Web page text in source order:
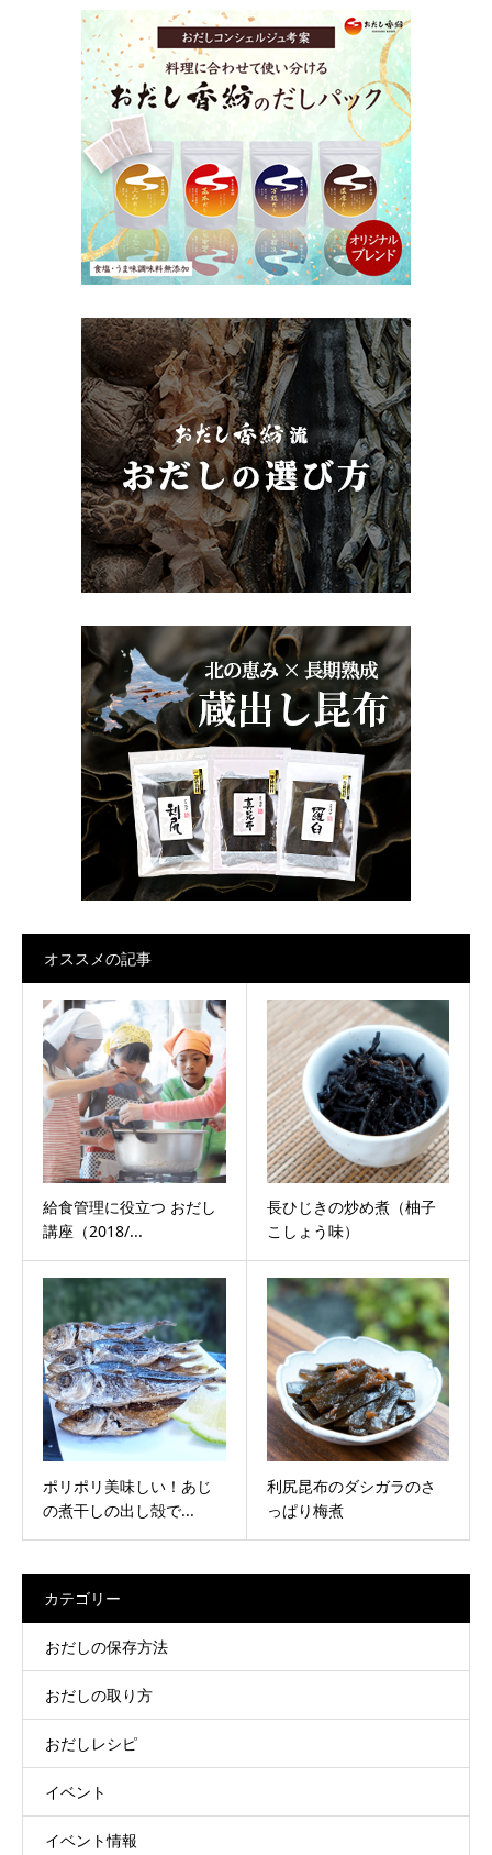
オススメの記事
給食管理に役立つ おだし
講座（2018/...
長ひじきの炒め煮（柚子
こしょう味）
ポリポリ美味しい！あじ
の煮干しの出し殻で...
利尻昆布のダシガラのさ
っぱり梅煮
カテゴリー
おだしの保存方法
おだしの取り方
おだしレシピ
イベント
イベント情報